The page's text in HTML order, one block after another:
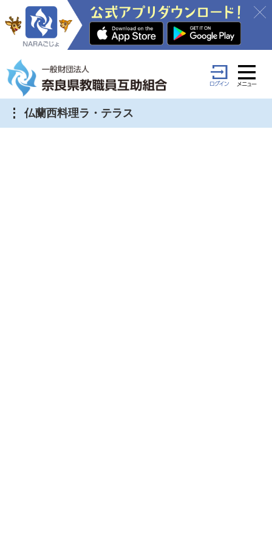
仏蘭西料理ラ・テラス